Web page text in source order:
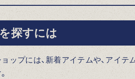
探すには
ップには、新着アイテムや、アイ